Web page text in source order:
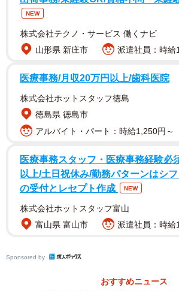
③新聞紙をまとめて立たせるように縦に
加湿するために「ストーブの上にヤカ
地では、揺れて倒れてしまうなど、火
まわります。しかし、「バケツ」と「
いこの方法であれば、そういった心配
おくことで、ゴミと間違って捨てられ
と、細かいアドバイスもしています。
NEW
株式会社テクノ・サービス 働くナビ
山形県 新庄市
派遣社員：時給
医療事務/月収20万円以上/歯科医院
株式会社ホットスタッフ徳島
徳島県 徳島市
アルバイト・パート：時給1,250円～
医療事務スタッフ・医療事務経験必
以上/土日祝休み/勤務パターンはシ
の受付とレセプト作成
NEW
株式会社ホットスタッフ富山
富山県 富山市
派遣社員：時給
Sponsored by
おすすめニュース